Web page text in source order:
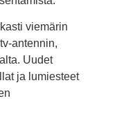
viemärin
antennin,
Uudet
ja lumiesteet